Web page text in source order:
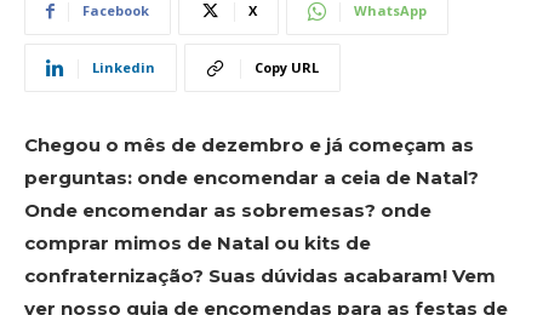
Facebook X WhatsApp
Linkedin Copy URL
Chegou o mês de dezembro e já começam as
perguntas: onde encomendar a ceia de Natal?
Onde encomendar as sobremesas? onde
comprar mimos de Natal ou kits de
confraternização? Suas dúvidas acabaram! Vem
ver nosso guia de encomendas para as festas de